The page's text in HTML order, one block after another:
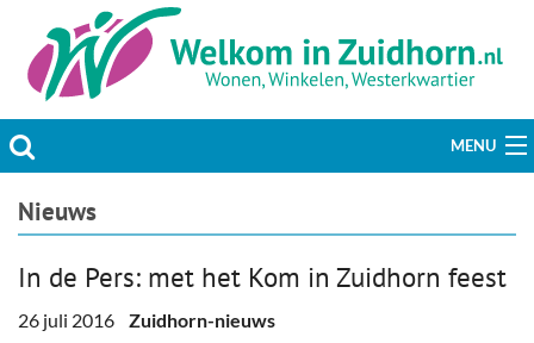
MENU
Actueel
Welzijn & Maatschappij
Nieuws
In de Pers: met het Kom in Zuidhorn feest
26 juli 2016 Zuidhorn-nieuws